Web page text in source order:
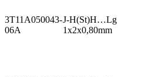
3T11A050043-
06A
J-H(St)H…Lg
1x2x0,80mm